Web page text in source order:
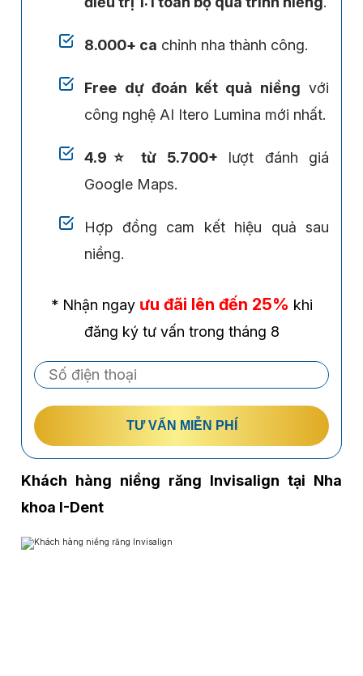
8.000+ ca chỉnh nha thành công.
Free dự đoán kết quả niềng với
công nghệ AI Itero Lumina mới nhất.
4.9⭐ từ 5.700+ lượt đánh giá
Google Maps.
Hợp đồng cam kết hiệu quả sau
niềng.
* Nhận ngay ưu đãi lên đến 25% khi
đăng ký tư vấn trong tháng 8
TƯ VẤN MIỄN PHÍ
Khách hàng niềng răng Invisalign tại Nha
khoa I-Dent